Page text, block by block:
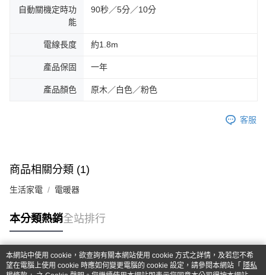
自動關機定時功
能
90秒／5分／10分
電線長度 約1.8m
產品保固 一年
產品顏色 原木／白色／粉色
客服
商品相關分類 (1)
生活家電 電暖器
本分類熱銷全站排行
熱門標籤
本網站中使用 cookie，欲查詢有關本網站使用 cookie 方式之詳情，及若您不希
望在電腦上使用 cookie 時應如何變更電腦的 cookie 設定，請參閱本網站「 隱私